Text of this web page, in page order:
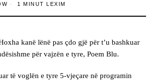
1 MINUT LEXIM
kanë lënë pas çdo gjë për t’u bashkuar
për vajzën e tyre, Poem Blu.
të voglën e tyre 5-vjeçare në programin